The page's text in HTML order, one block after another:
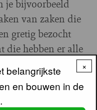
je bijvoorbeeld
van zaken die
gretig bezocht
die hebben er alle
bij de
uitstekende
je buren.”
×
belangrijkste
en bouwen in de